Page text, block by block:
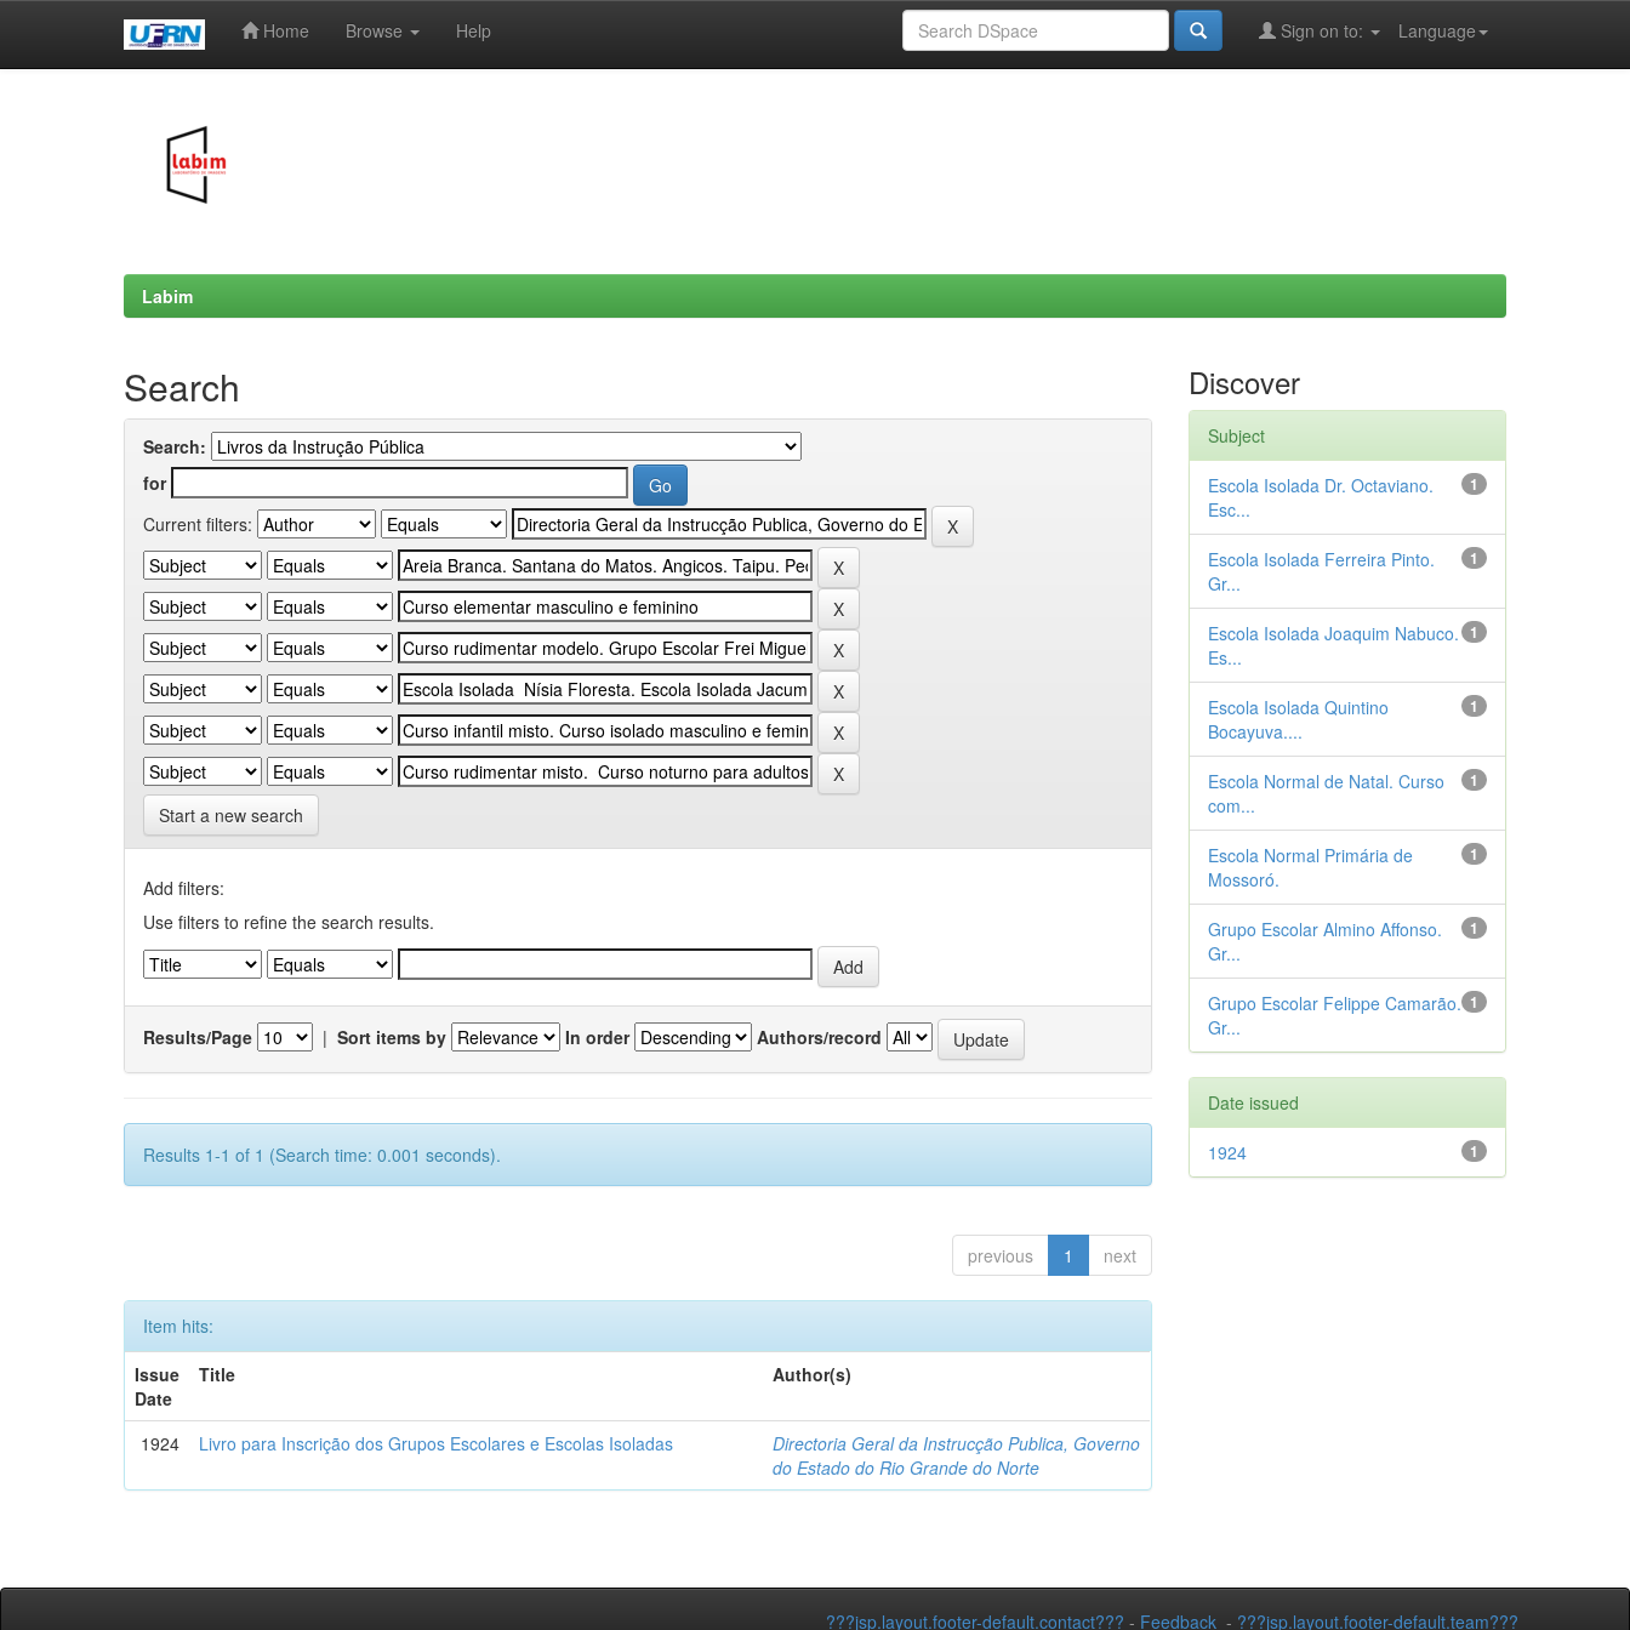
Home Browse Help Language
Sign on to:
Labim
Search
Search:
for
Current filters:
Start a new search
Add filters:
Use filters to refine the search results.
Results/Page | Sort items by In order Authors/record
Results 1-1 of 1 (Search time: 0.001 seconds).
previous 1 next
Item hits:
Issue
Date
Title Author(s)
1924 Livro para Inscrição dos Grupos Escolares e Escolas Isoladas
Directoria Geral da Instrucção Publica, Governo
do Estado do Rio Grande do Norte
Discover
Subject
1
Escola Isolada Dr. Octaviano.
Esc...
1
Escola Isolada Ferreira Pinto.
Gr...
1
Escola Isolada Joaquim Nabuco.
Es...
1
Escola Isolada Quintino
Bocayuva....
1
Escola Normal de Natal. Curso
com...
1
Escola Normal Primária de
Mossoró.
1
Grupo Escolar Almino Affonso.
Gr...
1
Grupo Escolar Felippe Camarão.
Gr...
Date issued
1
1924
???jsp.layout.footer-default.contact??? - Feedback - ???jsp.layout.footer-default.team???